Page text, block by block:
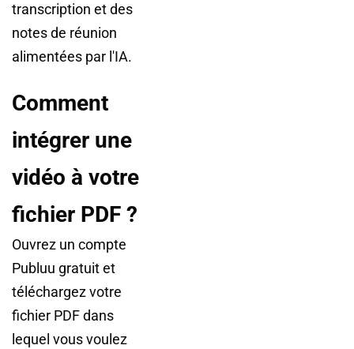
transcription et des
notes de réunion
alimentées par l'IA.
Comment
intégrer une
vidéo à votre
fichier PDF ?
Ouvrez un compte
Publuu gratuit et
téléchargez votre
fichier PDF dans
lequel vous voulez